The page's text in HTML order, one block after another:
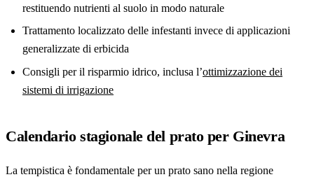
restituendo nutrienti al suolo in modo naturale
Trattamento localizzato delle infestanti invece di applicazioni
generalizzate di erbicida
Consigli per il risparmio idrico, inclusa l’ottimizzazione dei
sistemi di irrigazione
Calendario stagionale del prato per Ginevra
La tempistica è fondamentale per un prato sano nella regione